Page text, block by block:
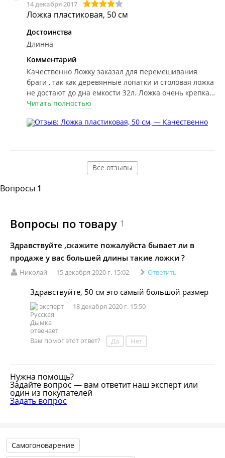
14 декабря 2017
Ложка пластиковая, 50 см
Достоинства
Длинна
Комментарий
Качественно Ложку заказал для перемешивания
браги , так как деревянные лопатки и столовая ложка
не достают до дна емкости 32л. Ложка очень крепка
и качественно сделана, для зерновой браги будет
Читать полностью
Все отзывы
Вопросы 1
Вопросы по товару 1
Здравствуйте ,скажите пожалуйста бывает ли в
продаже у вас большей длины такие ложки ?
Николай 15 декабря 2020 г. 15:02 Ответить
Здравствуйте, 50 см это самый большой размер
эксперт 18 декабря 2020 г. 15:50
Вам помог этот ответ? Да Нет
Нужна помощь?
Задайте вопрос — вам ответит наш эксперт или
один из покупателей
Задать вопрос
Самогоноварение